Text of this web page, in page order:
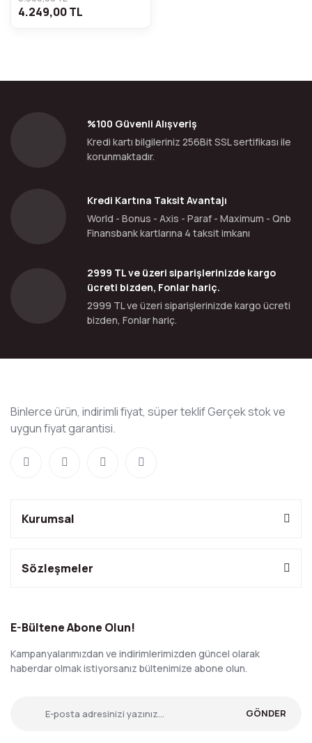
Stand
4.249,00 TL
%100 Güvenli Alışveriş
Kredi kartı bilgileriniz 256Bit SSL sertifikası ile
korunmaktadır.
Kredi Kartına Taksit Avantajı
World - Bonus - Axis - Paraf - Maximum - Qnb
Finansbank kartlarına 4 taksit imkanı
2999 TL ve üzeri siparişlerinizde kargo
ücreti bizden, Fonlar hariç.
2999 TL ve üzeri siparişlerinizde kargo ücreti
bizden, Fonlar hariç.
Binlerce ürün, indirimli fiyat, süper teklif Gerçek stok ve
uygun fiyat garantisi.
Kurumsal
Sözleşmeler
E-Bültene Abone Olun!
Kampanyalarımızdan ve indirimlerimizden güncel olarak
haberdar olmak istiyorsanız bültenimize abone olun.
GÖNDER